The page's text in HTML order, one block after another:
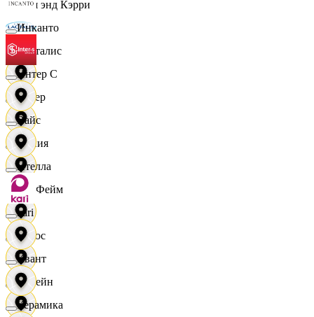
Кэш энд Кэрри
Лакталис
Левер
Линия
ЛисФейм
Логос
Лорейн
Инканто
Интер С
Вайс
Ителла
kari
Квант
Керамика